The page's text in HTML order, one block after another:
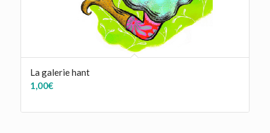
La galerie hant
1,00€